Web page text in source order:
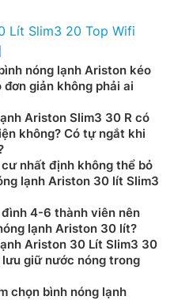
Lít Slim3 20 Top Wifi
nóng lạnh Ariston kéo
giản không phải ai
Ariston Slim3 30 R có
không? Có tự ngắt khi
nhất định không thể bỏ
lạnh Ariston 30 lít Slim3
đình 4-6 thành viên nên
lạnh Ariston 30 lít?
Ariston 30 Lít Slim3 30
lưu giữ nước nóng trong
chọn bình nóng lạnh